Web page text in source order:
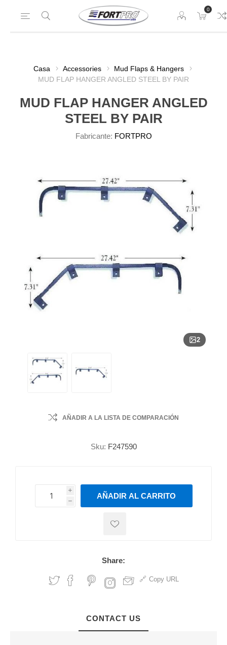
0
Casa Accessories
Mud Flaps & Hangers
MUD FLAP HANGER ANGLED STEEL BY PAIR
MUD FLAP HANGER ANGLED
STEEL BY PAIR
Fabricante: FORTPRO
2
AÑADIR A LA LISTA DE COMPARACIÓN
Sku: F247590
i
h
h
AÑADIR AL CARRITO
Share:
Copy URL
CONTACT US